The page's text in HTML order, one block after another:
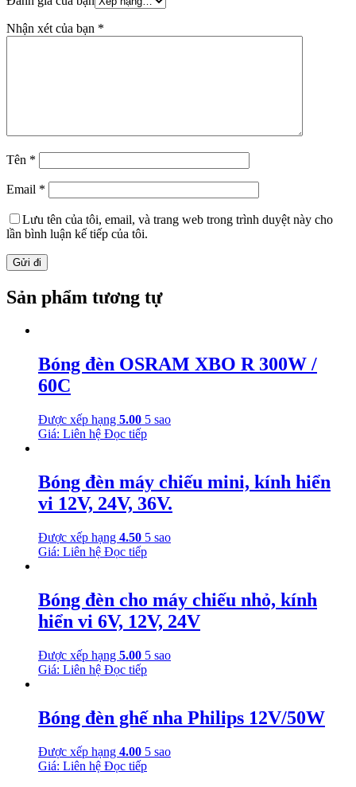
Nhận xét của bạn *
Tên *
Email *
Lưu tên của tôi, email, và trang web trong trình duyệt này cho
lần bình luận kế tiếp của tôi.
Sản phẩm tương tự
Bóng đèn OSRAM XBO R 300W /
60C
Được xếp hạng 5.00 5 sao
Giá: Liên hệ Đọc tiếp
Bóng đèn máy chiếu mini, kính hiển
vi 12V, 24V, 36V.
Được xếp hạng 4.50 5 sao
Giá: Liên hệ Đọc tiếp
Bóng đèn cho máy chiếu nhỏ, kính
hiển vi 6V, 12V, 24V
Được xếp hạng 5.00 5 sao
Giá: Liên hệ Đọc tiếp
Bóng đèn ghế nha Philips 12V/50W
Được xếp hạng 4.00 5 sao
Giá: Liên hệ Đọc tiếp